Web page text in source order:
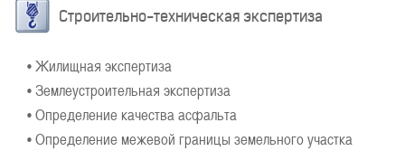
Строительно-техническая экспертиза
• Жилищная экспертиза
• Землеустроительная экспертиза
• Определение качества асфальта
• Определение межевой границы земельного участка